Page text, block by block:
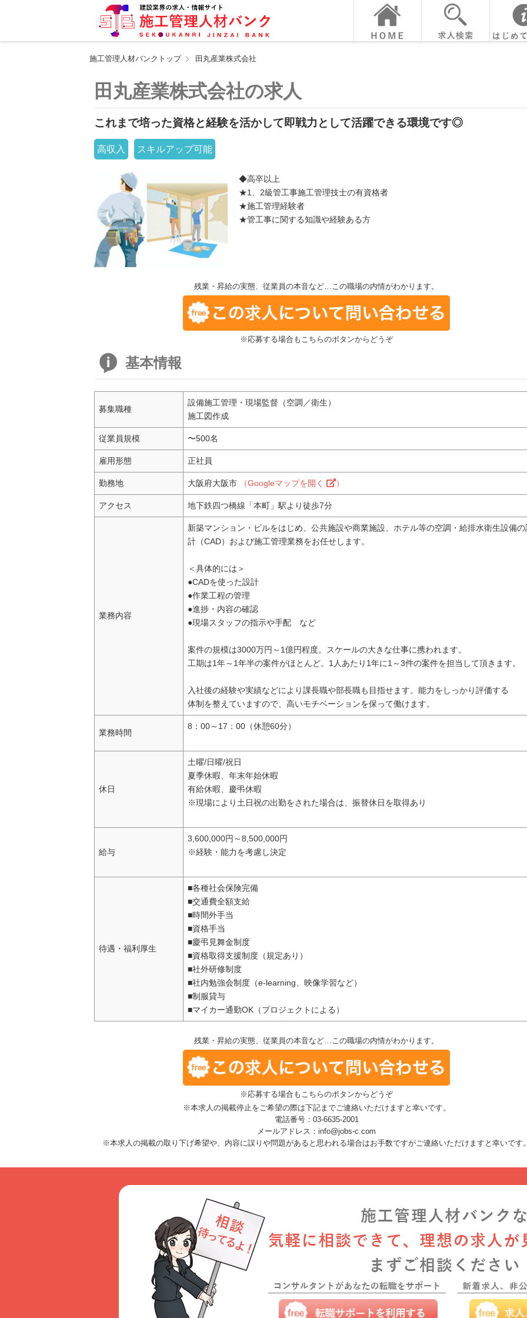
施工管理人材バンクトップ 田丸産業株式会社
田丸産業株式会社の求人
これまで培った資格と経験を活かして即戦力として活躍できる環境です◎
高収入 スキルアップ可能
◆高卒以上
★1、2級管工事施工管理技士の有資格者
★施工管理経験者
★管工事に関する知識や経験ある方
残業・昇給の実態、従業員の本音など…この職場の内情がわかります。
※応募する場合もこちらのボタンからどうぞ
基本情報
募集職種
設備施工管理・現場監督（空調／衛生）
施工図作成
従業員規模 〜500名
雇用形態 正社員
勤務地 大阪府大阪市 （Googleマップを開く ）
アクセス 地下鉄四つ橋線「本町」駅より徒歩7分
業務内容
新築マンション・ビルをはじめ、公共施設や商業施設、ホテル等の空調・給排水衛生設備の
計（CAD）および施工管理業務をお任せします。
＜具体的には＞
●CADを使った設計
●作業工程の管理
●進捗・内容の確認
●現場スタッフの指示や手配 など
案件の規模は3000万円～1億円程度。スケールの大きな仕事に携われます。
工期は1年～1年半の案件がほとんど。1人あたり1年に1～3件の案件を担当して頂きます。
入社後の経験や実績などにより課長職や部長職も目指せます。能力をしっかり評価する
体制を整えていますので、高いモチベーションを保って働けます。
業務時間
8：00～17：00（休憩60分）
休日
土曜/日曜/祝日
夏季休暇、年末年始休暇
有給休暇、慶弔休暇
※現場により土日祝の出勤をされた場合は、振替休日を取得あり
給与
3,600,000円～8,500,000円
※経験・能力を考慮し決定
待遇・福利厚生
■各種社会保険完備
■交通費全額支給
■時間外手当
■資格手当
■慶弔見舞金制度
■資格取得支援制度（規定あり）
■社外研修制度
■社内勉強会制度（e-learning、映像学習など）
■制服貸与
■マイカー通勤OK（プロジェクトによる）
残業・昇給の実態、従業員の本音など…この職場の内情がわかります。
※応募する場合もこちらのボタンからどうぞ
※本求人の掲載停止をご希望の際は下記までご連絡いただけますと幸いです。
電話番号：03-6635-2001
メールアドレス：info@jobs-c.com
※本求人の掲載の取り下げ希望や、内容に誤りや問題があると思われる場合はお手数ですがご連絡いただけますと幸いです